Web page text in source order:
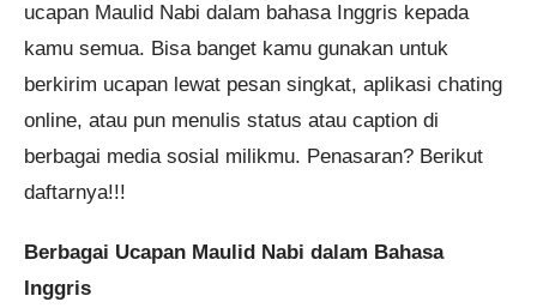
ucapan Maulid Nabi dalam bahasa Inggris kepada
kamu semua. Bisa banget kamu gunakan untuk
berkirim ucapan lewat pesan singkat, aplikasi chating
online, atau pun menulis status atau caption di
berbagai media sosial milikmu. Penasaran? Berikut
daftarnya!!!
Berbagai Ucapan Maulid Nabi dalam Bahasa
Inggris